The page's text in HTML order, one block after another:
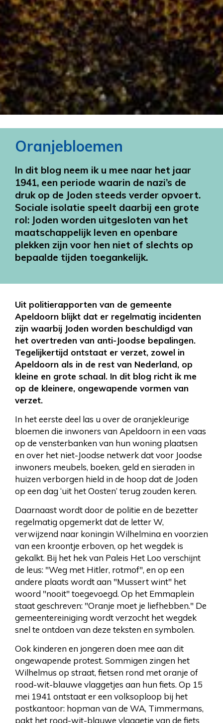
Oranjebloemen
In dit blog neem ik u mee naar het jaar
1941, een periode waarin de nazi’s de
druk op de Joden steeds verder opvoert.
Sociale isolatie speelt daarbij een grote
rol: Joden worden uitgesloten van het
maatschappelijk leven en openbare
plekken zijn voor hen niet of slechts op
bepaalde tijden toegankelijk.
Uit politierapporten van de gemeente
Apeldoorn blijkt dat er regelmatig incidenten
zijn waarbij Joden worden beschuldigd van
het overtreden van anti-Joodse bepalingen.
Tegelijkertijd ontstaat er verzet, zowel in
Apeldoorn als in de rest van Nederland, op
kleine en grote schaal. In dit blog richt ik me
op de kleinere, ongewapende vormen van
verzet.
In het eerste deel las u over de oranjekleurige
bloemen die inwoners van Apeldoorn in een vaas
op de vensterbanken van hun woning plaatsen
en over het niet-Joodse netwerk dat voor Joodse
inwoners meubels, boeken, geld en sieraden in
huizen verborgen hield in de hoop dat de Joden
op een dag ‘uit het Oosten’ terug zouden keren.
Daarnaast wordt door de politie en de bezetter
regelmatig opgemerkt dat de letter W,
verwijzend naar koningin Wilhelmina en voorzien
van een kroontje erboven, op het wegdek is
gekalkt. Bij het hek van Paleis Het Loo verschijnt
de leus: "Weg met Hitler, rotmof", en op een
andere plaats wordt aan "Mussert wint" het
woord "nooit" toegevoegd. Op het Emmaplein
staat geschreven: "Oranje moet je liefhebben." De
gemeentereiniging wordt verzocht het wegdek
snel te ontdoen van deze teksten en symbolen.
Ook kinderen en jongeren doen mee aan dit
ongewapende protest. Sommigen zingen het
Wilhelmus op straat, fietsen rond met oranje of
rood-wit-blauwe vlaggetjes aan hun fiets. Op 15
mei 1941 ontstaat er een volksoploop bij het
postkantoor: hopman van de WA, Timmermans,
pakt het rood-wit-blauwe vlaggetje van de fiets